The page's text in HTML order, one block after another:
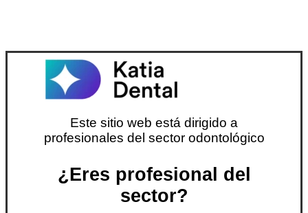
Este sitio web está dirigido a
profesionales del sector odontológico
¿Eres profesional del
sector?